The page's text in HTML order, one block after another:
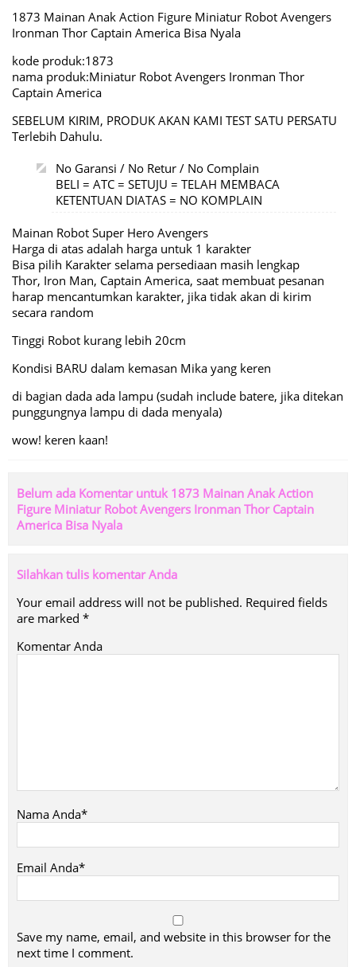
1873 Mainan Anak Action Figure Miniatur Robot Avengers
Ironman Thor Captain America Bisa Nyala
kode produk:1873
nama produk:Miniatur Robot Avengers Ironman Thor
Captain America
SEBELUM KIRIM, PRODUK AKAN KAMI TEST SATU PERSATU
Terlebih Dahulu.
No Garansi / No Retur / No Complain
BELI = ATC = SETUJU = TELAH MEMBACA
KETENTUAN DIATAS = NO KOMPLAIN
Mainan Robot Super Hero Avengers
Harga di atas adalah harga untuk 1 karakter
Bisa pilih Karakter selama persediaan masih lengkap
Thor, Iron Man, Captain America, saat membuat pesanan
harap mencantumkan karakter, jika tidak akan di kirim
secara random
Tinggi Robot kurang lebih 20cm
Kondisi BARU dalam kemasan Mika yang keren
di bagian dada ada lampu (sudah include batere, jika ditekan
punggungnya lampu di dada menyala)
wow! keren kaan!
Belum ada Komentar untuk 1873 Mainan Anak Action
Figure Miniatur Robot Avengers Ironman Thor Captain
America Bisa Nyala
Silahkan tulis komentar Anda
Your email address will not be published. Required fields
are marked *
Komentar Anda
Nama Anda*
Email Anda*
Save my name, email, and website in this browser for the
next time I comment.